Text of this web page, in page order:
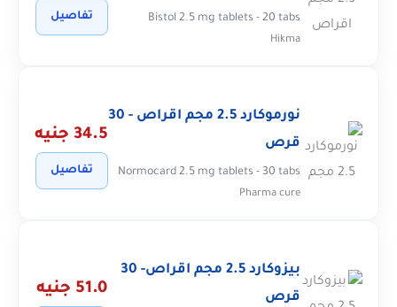
Bistol 2.5 mg tablets - 20 tabs
Hikma
تفاصيل
نورموكارد 2.5 مجم اقراص - 30
قرص
Normocard 2.5 mg tablets - 30 tabs
Pharma cure
34.5 جنيه
تفاصيل
بيزوكارد 2.5 مجم اقراص- 30
قرص
51.0 جنيه